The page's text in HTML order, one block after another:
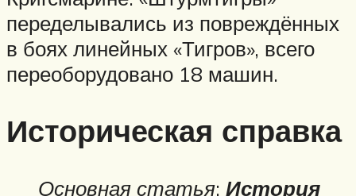
переделывались из повреждённых
в боях линейных «Тигров», всего
переоборудовано 18 машин.
Историческая справка
Основная статья: История